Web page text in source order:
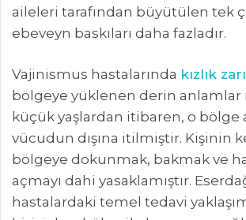
aileleri tarafından büyütülen tek
ebeveyn baskıları daha fazladır.
Vajinismus hastalarında kızlık zarı
bölgeye yüklenen derin anlamlar
küçük yaşlardan itibaren, o bölge
vücudun dışına itilmiştir. Kişinin
bölgeye dokunmak, bakmak ve
açmayı dahi yasaklamıştır.
hastalardaki temel tedavi